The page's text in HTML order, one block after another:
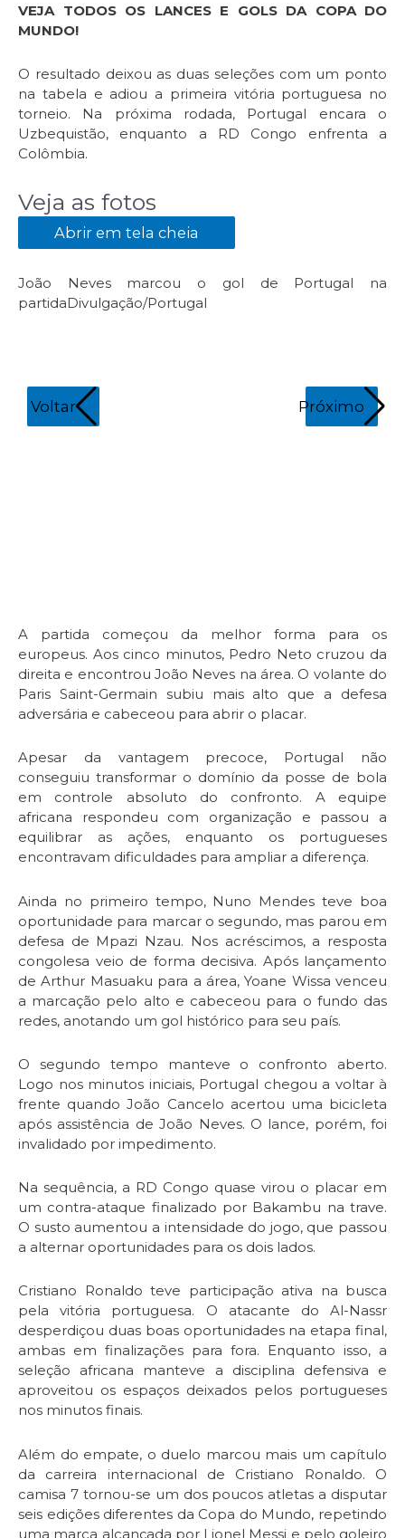
VEJA TODOS OS LANCES E GOLS DA COPA DO
MUNDO!
O resultado deixou as duas seleções com um ponto
na tabela e adiou a primeira vitória portuguesa no
torneio. Na próxima rodada, Portugal encara o
Uzbequistão, enquanto a RD Congo enfrenta a
Colômbia.
Veja as fotos
Abrir em tela cheia
João Neves marcou o gol de Portugal na
partidaDivulgação/Portugal
Voltar Próximo
A partida começou da melhor forma para os
europeus. Aos cinco minutos, Pedro Neto cruzou da
direita e encontrou João Neves na área. O volante do
Paris Saint-Germain subiu mais alto que a defesa
adversária e cabeceou para abrir o placar.
Apesar da vantagem precoce, Portugal não
conseguiu transformar o domínio da posse de bola
em controle absoluto do confronto. A equipe
africana respondeu com organização e passou a
equilibrar as ações, enquanto os portugueses
encontravam dificuldades para ampliar a diferença.
Ainda no primeiro tempo, Nuno Mendes teve boa
oportunidade para marcar o segundo, mas parou em
defesa de Mpazi Nzau. Nos acréscimos, a resposta
congolesa veio de forma decisiva. Após lançamento
de Arthur Masuaku para a área, Yoane Wissa venceu
a marcação pelo alto e cabeceou para o fundo das
redes, anotando um gol histórico para seu país.
O segundo tempo manteve o confronto aberto.
Logo nos minutos iniciais, Portugal chegou a voltar à
frente quando João Cancelo acertou uma bicicleta
após assistência de João Neves. O lance, porém, foi
invalidado por impedimento.
Na sequência, a RD Congo quase virou o placar em
um contra-ataque finalizado por Bakambu na trave.
O susto aumentou a intensidade do jogo, que passou
a alternar oportunidades para os dois lados.
Cristiano Ronaldo teve participação ativa na busca
pela vitória portuguesa. O atacante do Al-Nassr
desperdiçou duas boas oportunidades na etapa final,
ambas em finalizações para fora. Enquanto isso, a
seleção africana manteve a disciplina defensiva e
aproveitou os espaços deixados pelos portugueses
nos minutos finais.
Além do empate, o duelo marcou mais um capítulo
da carreira internacional de Cristiano Ronaldo. O
camisa 7 tornou-se um dos poucos atletas a disputar
seis edições diferentes da Copa do Mundo, repetindo
uma marca alcançada por Lionel Messi e pelo goleiro